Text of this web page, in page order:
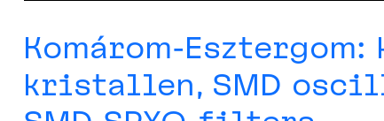
Komárom-
kristallen, SMD